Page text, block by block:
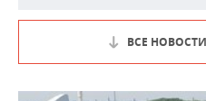
ВСЕ